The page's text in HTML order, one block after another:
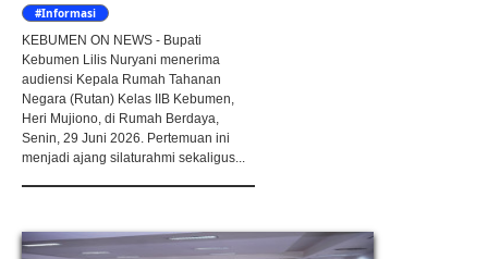
#Informasi
KEBUMEN ON NEWS - Bupati
Kebumen Lilis Nuryani menerima
audiensi Kepala Rumah Tahanan
Negara (Rutan) Kelas IIB Kebumen,
Heri Mujiono, di Rumah Berdaya,
Senin, 29 Juni 2026. Pertemuan ini
menjadi ajang silaturahmi sekaligus...